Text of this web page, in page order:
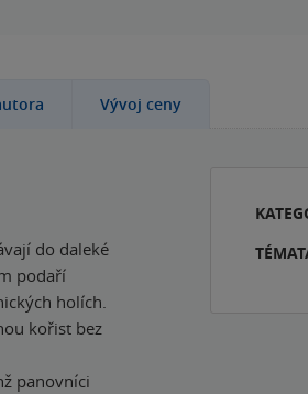
Vývoj ceny
do daleké
podaří
holích.
kořist bez
panovníci